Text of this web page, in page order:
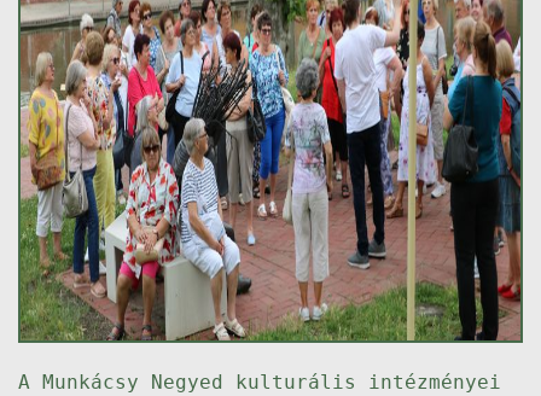
A Munkácsy Negyed kulturális intézményei